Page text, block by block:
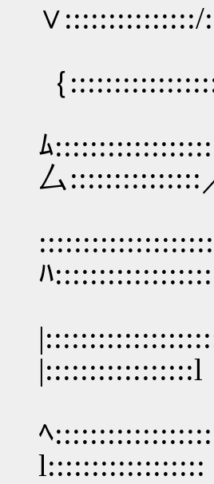
/
｛
ﾑ
厶:::::::::::::::
｛
ﾊ
|:::::::::::::::::l
ﾍ
l::::::::::::::::::